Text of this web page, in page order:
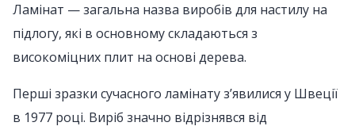
Ламінат — загальна назва виробів для настилу на
підлогу, які в основному складаються з
високоміцних плит на основі дерева.
Перші зразки сучасного ламінату з’явилися у Швеції
в 1977 році. Виріб значно відрізнявся від